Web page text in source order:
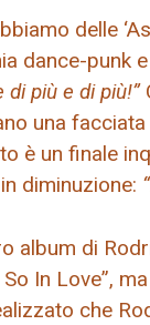
delle
dance-punk
di più e di più!”
una
è un finale
diminuzione:
album di
In Love”,
che